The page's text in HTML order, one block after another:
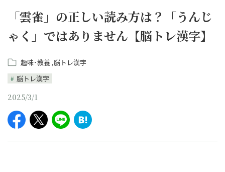
「雲雀」の正しい読み方は？「うんじ
ゃく」ではありません【脳トレ漢字】
趣味･教養 脳トレ漢字
脳トレ漢字
2025/3/1